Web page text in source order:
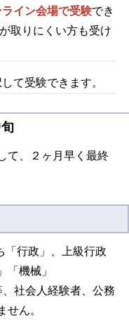
イン会場で受験でき
取りにくい方も受け
て受験できます。
て、２ヶ月早く最終
「行政」、上級行政
「機械」
社会人経験者、公務
せん。